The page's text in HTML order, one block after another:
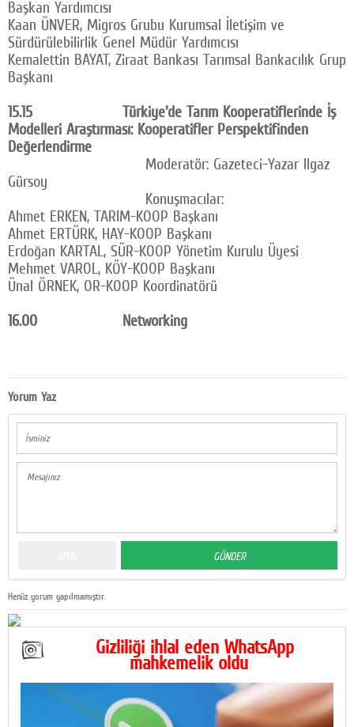
Başkan Yardımcısı
Kaan ÜNVER, Migros Grubu Kurumsal İletişim ve
Sürdürülebilirlik Genel Müdür Yardımcısı
Kemalettin BAYAT, Ziraat Bankası Tarımsal Bankacılık Grup
Başkanı
15.15 Türkiye'de Tarım Kooperatiflerinde İş
Modelleri Araştırması: Kooperatifler Perspektifinden
Değerlendirme
Moderatör: Gazeteci-Yazar Ilgaz
Gürsoy
Konuşmacılar:
Ahmet ERKEN, TARIM-KOOP Başkanı
Ahmet ERTÜRK, HAY-KOOP Başkanı
Erdoğan KARTAL, SÜR-KOOP Yönetim Kurulu Üyesi
Mehmet VAROL, KÖY-KOOP Başkanı
Ünal ÖRNEK, OR-KOOP Koordinatörü
16.00 Networking
Yorum Yaz
Henüz yorum yapılmamıştır.
Gizliliği ihlal eden WhatsApp
mahkemelik oldu